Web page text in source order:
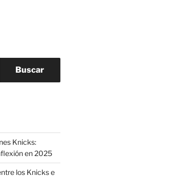
Buscar
Knicks:
en 2025
los Knicks e